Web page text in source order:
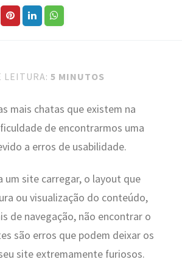
LEITURA: 5 MINUTOS
mais chatas que existem na
de encontrarmos uma
a erros de usabilidade.
um site carregar, o layout que
ou visualização do conteúdo,
de navegação, não encontrar o
são erros que podem deixar os
site extremamente furiosos.